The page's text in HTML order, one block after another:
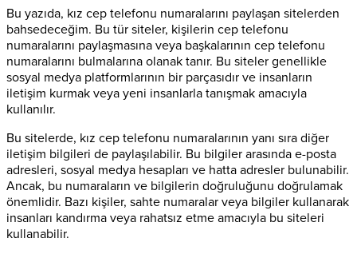
Bu yazıda, kız cep telefonu numaralarını paylaşan sitelerden
bahsedeceğim. Bu tür siteler, kişilerin cep telefonu
numaralarını paylaşmasına veya başkalarının cep telefonu
numaralarını bulmalarına olanak tanır. Bu siteler genellikle
sosyal medya platformlarının bir parçasıdır ve insanların
iletişim kurmak veya yeni insanlarla tanışmak amacıyla
kullanılır.
Bu sitelerde, kız cep telefonu numaralarının yanı sıra diğer
iletişim bilgileri de paylaşılabilir. Bu bilgiler arasında e-posta
adresleri, sosyal medya hesapları ve hatta adresler bulunabilir.
Ancak, bu numaraların ve bilgilerin doğruluğunu doğrulamak
önemlidir. Bazı kişiler, sahte numaralar veya bilgiler kullanarak
insanları kandırma veya rahatsız etme amacıyla bu siteleri
kullanabilir.